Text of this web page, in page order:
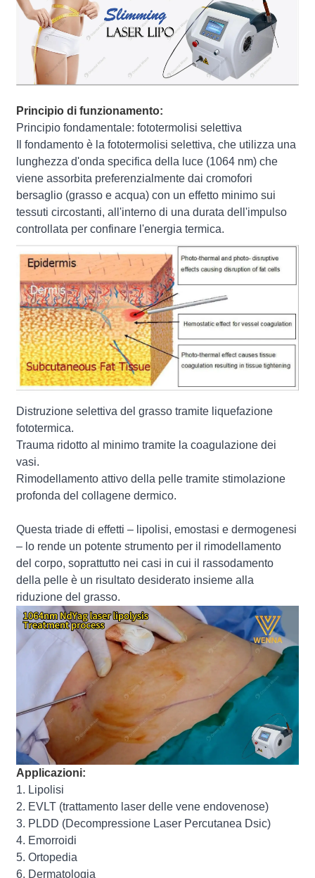
Principio di funzionamento:
Principio fondamentale: fototermolisi selettiva
Il fondamento è la fototermolisi selettiva, che utilizza una
lunghezza d'onda specifica della luce (1064 nm) che
viene assorbita preferenzialmente dai cromofori
bersaglio (grasso e acqua) con un effetto minimo sui
tessuti circostanti, all'interno di una durata dell'impulso
controllata per confinare l'energia termica.
Distruzione selettiva del grasso tramite liquefazione
fototermica.
Trauma ridotto al minimo tramite la coagulazione dei
vasi.
Rimodellamento attivo della pelle tramite stimolazione
profonda del collagene dermico.
Questa triade di effetti – lipolisi, emostasi e dermogenesi
– lo rende un potente strumento per il rimodellamento
del corpo, soprattutto nei casi in cui il rassodamento
della pelle è un risultato desiderato insieme alla
riduzione del grasso.
Applicazioni:
1. Lipolisi
2. EVLT (trattamento laser delle vene endovenose)
3. PLDD (Decompressione Laser Percutanea Dsic)
4. Emorroidi
5. Ortopedia
6. Dermatologia